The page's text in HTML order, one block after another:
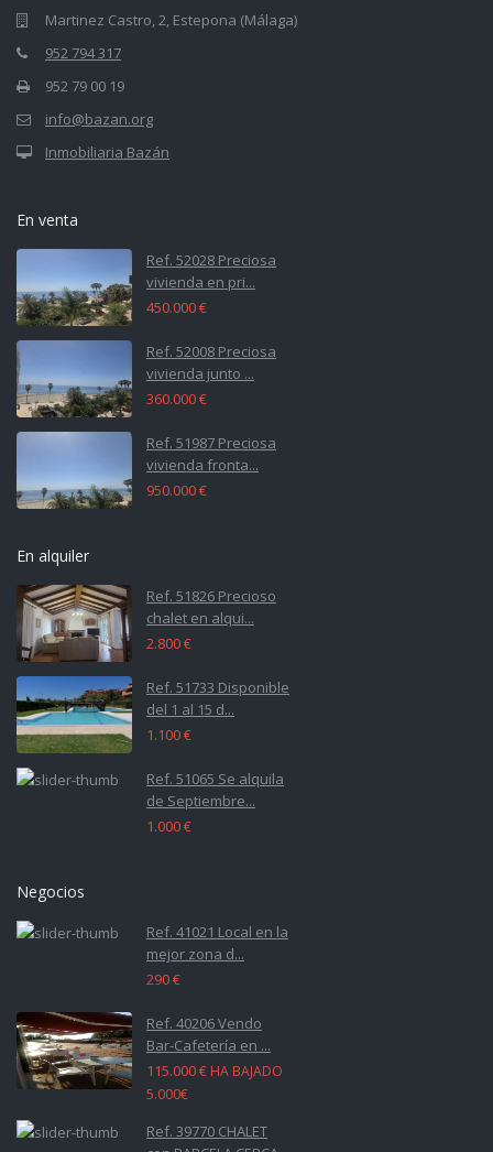
Martinez Castro, 2, Estepona (Málaga)
952 794 317
952 79 00 19
info@bazan.org
Inmobiliaria Bazán
En venta
Ref. 52028 Preciosa
vivienda en pri...
450.000 €
Ref. 52008 Preciosa
vivienda junto ...
360.000 €
Ref. 51987 Preciosa
vivienda fronta...
950.000 €
En alquiler
Ref. 51826 Precioso
chalet en alqui...
2.800 €
Ref. 51733 Disponible
del 1 al 15 d...
1.100 €
Ref. 51065 Se alquila
de Septiembre...
1.000 €
Negocios
Ref. 41021 Local en la
mejor zona d...
290 €
Ref. 40206 Vendo
Bar-Cafetería en ...
115.000 € HA BAJADO
5.000€
Ref. 39770 CHALET